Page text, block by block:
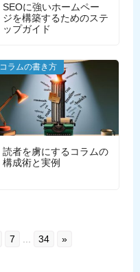
SEOに強いホームペー
ジを構築するためのステ
ップガイド
コラムの書き方
読者を虜にするコラムの
構成術と実例
7 ... 34 »